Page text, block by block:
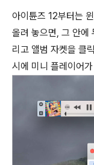
아이튠즈 12부터는
올려 놓으면, 그 안에
리고 앨범 자켓을 클
시에 미니 플레이어